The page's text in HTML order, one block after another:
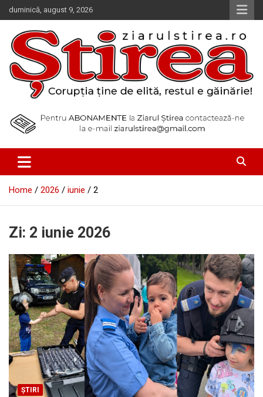
Skip
to
content
duminică, august 9, 2026
Ziarul Știrea
Home 2026 iunie 2
Zi: 2 iunie 2026
ȘTIRI